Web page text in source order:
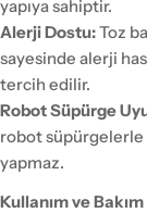
yapıya sahiptir.
Alerji Dostu:Toz
sayesinde alerji
tercih edilir.
Robot Süpürge
robot süpürgelerle
yapmaz.
Kullanım ve